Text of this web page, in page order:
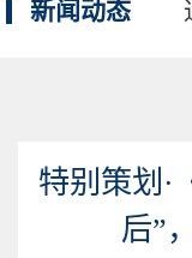
新闻动态
特别策划·
后”